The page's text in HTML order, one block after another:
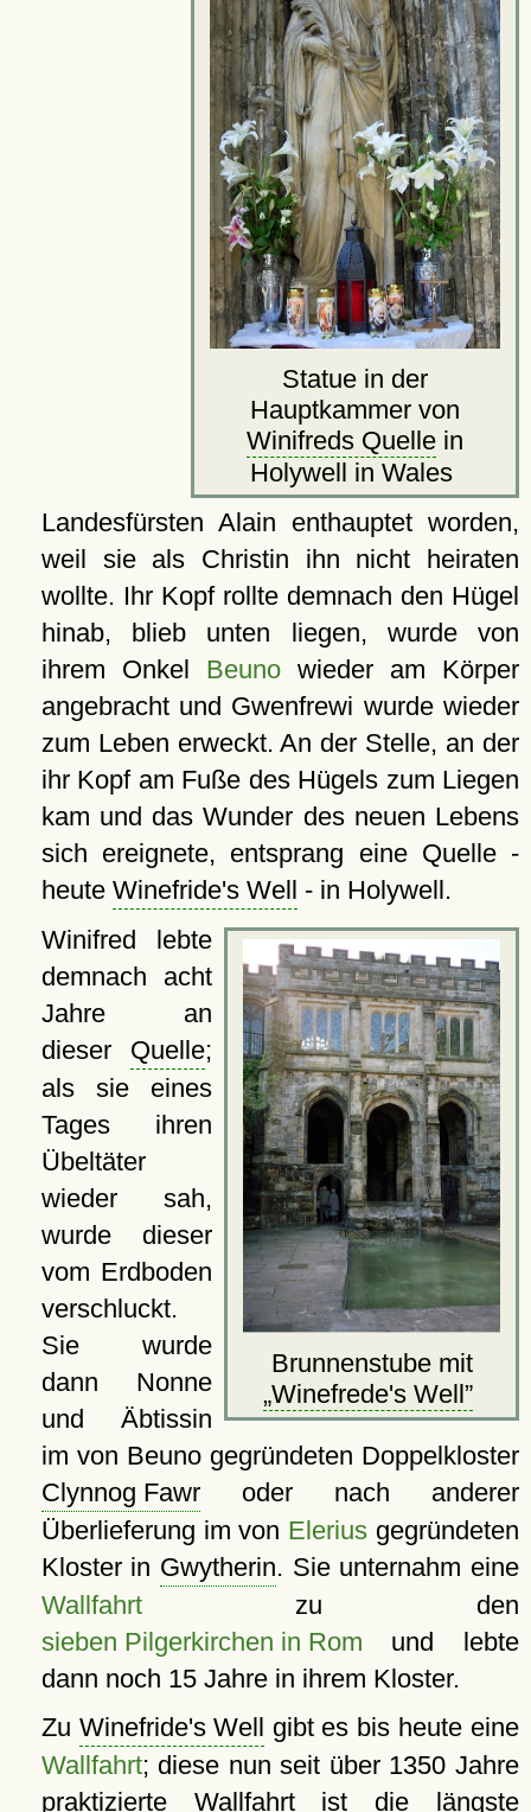
Statue in der
Hauptkammer von
Winifreds Quelle in
Holywell in Wales
Landesfürsten Alain enthauptet worden,
weil sie als Christin ihn nicht heiraten
wollte. Ihr Kopf rollte demnach den Hügel
hinab, blieb unten liegen, wurde von
ihrem Onkel Beunowieder am Körper
angebracht und Gwenfrewi wurde wieder
zum Leben erweckt. An der Stelle, an der
ihr Kopf am Fuße des Hügels zum Liegen
kam und das Wunder des neuen Lebens
sich ereignete, entsprang eine Quelle -
heute Winefride's Well - in Holywell.
Brunnenstube mit
Winefrede's Well
Winifred lebte
demnach acht
Jahre an
dieser Quelle;
als sie eines
Tages ihren
Übeltäter
wieder sah,
wurde dieser
vom Erdboden
verschluckt.
Sie wurde
dann Nonne
und Äbtissin
im von Beuno gegründeten Doppelkloster
Clynnog Fawroder nach anderer
Überlieferung im von Elerius gegründeten
Kloster in Gwytherin. Sie unternahm eine
Wallfahrtzu den
sieben Pilgerkirchen in Rom und lebte
dann noch 15 Jahre in ihrem Kloster.
Zu Winefride's Well gibt es bis heute eine
Wallfahrt; diese nun seit über 1350 Jahre
praktizierte Wallfahrt ist die längste